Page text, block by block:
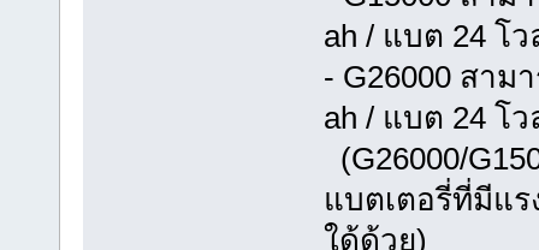
ah / แบต 24 โ
- G26000 สาม
ah / แบต 24 โ
(G26000/
แบตเตอรี่ที่มีแ
ใด้ด้วย)